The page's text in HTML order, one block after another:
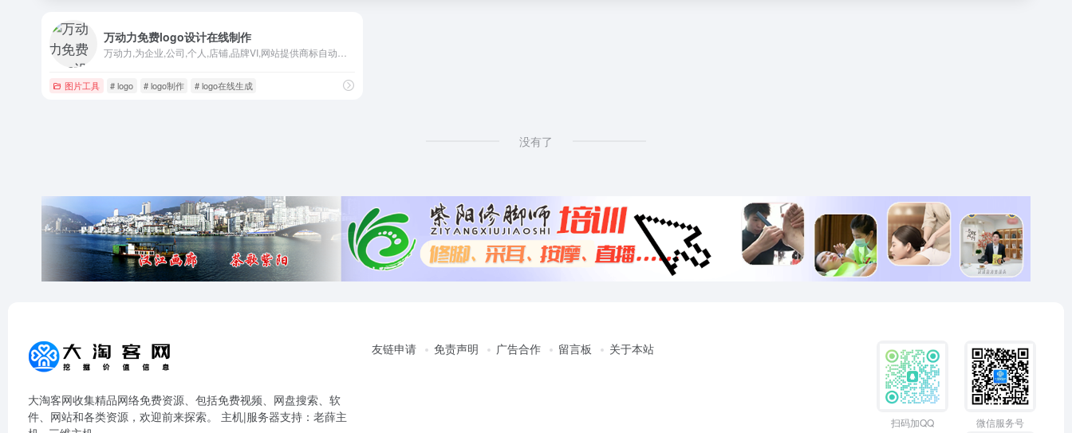
万动力免费logo设计在线制作
图片工具 # logo # logo制作 # logo在线生成
没有了
大淘客网收集精品网络免费资源、包括免费视频、网盘搜索、软
件、网站和各类资源，欢迎前来探索。 主机|服务器支持： 老薛主
友链申请 免责声明 广告合作 留言板 关于本站
扫码加QQ 微信服务号